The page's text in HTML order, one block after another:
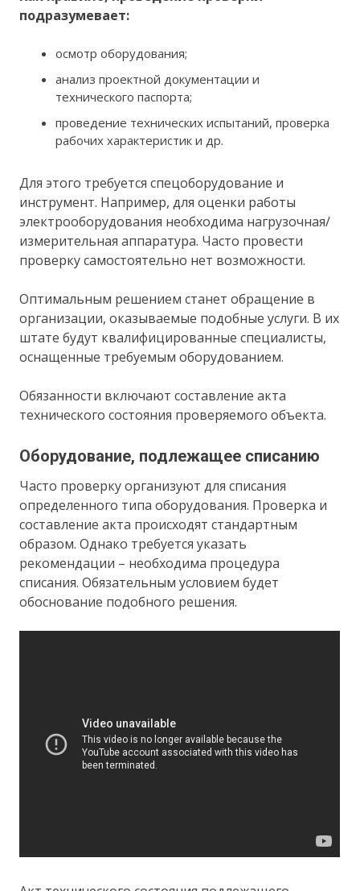
подразумевает:
осмотр оборудования;
анализ проектной документации и
технического паспорта;
проведение технических испытаний, проверка
рабочих характеристик и др.
Для этого требуется спецоборудование и
инструмент. Например, для оценки работы
электрооборудования необходима нагрузочная/
измерительная аппаратура. Часто провести
проверку самостоятельно нет возможности.
Оптимальным решением станет обращение в
организации, оказываемые подобные услуги. В их
штате будут квалифицированные специалисты,
оснащенные требуемым оборудованием.
Обязанности включают составление акта
технического состояния проверяемого объекта.
Оборудование, подлежащее списанию
Часто проверку организуют для списания
определенного типа оборудования. Проверка и
составление акта происходят стандартным
образом. Однако требуется указать
рекомендации – необходима процедура
списания. Обязательным условием будет
обоснование подобного решения.